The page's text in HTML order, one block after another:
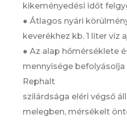
kikeményedési időt
● Átlagos nyári
keverékhez kb. 1 liter víz
● Az alap hőmérséklete
mennyisége
Rephalt
szilárdsága eléri végső
melegben, mérsékelt